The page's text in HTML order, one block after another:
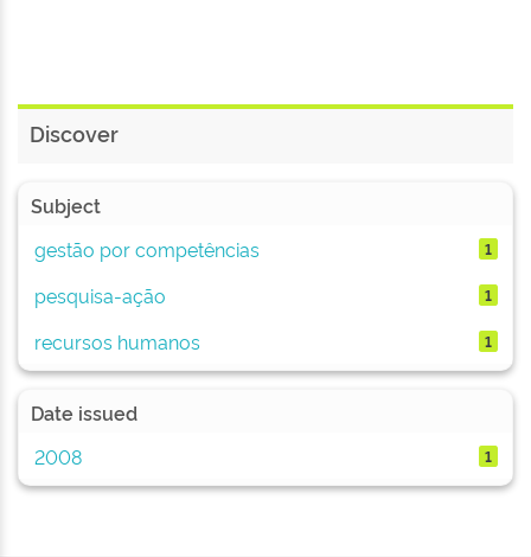
Discover
Subject
gestão por competências
1
pesquisa-ação 1
recursos humanos 1
Date issued
2008
1